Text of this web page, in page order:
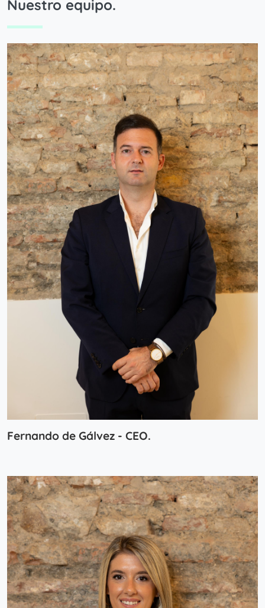
Nuestro equipo.
Fernando de Gálvez - CEO.